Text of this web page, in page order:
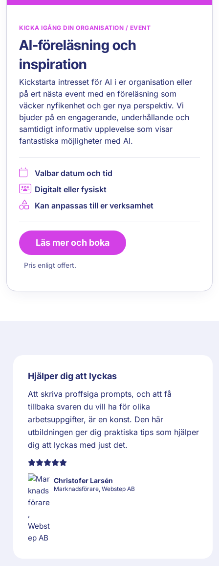
KICKA IGÅNG DIN ORGANISATION / EVENT
AI-föreläsning och
inspiration
Kickstarta intresset för AI i er organisation eller
på ert nästa event med en föreläsning som
väcker nyfikenhet och ger nya perspektiv. Vi
bjuder på en engagerande, underhållande och
samtidigt informativ upplevelse som visar
fantastiska möjligheter med AI.
Valbar datum och tid
Digitalt eller fysiskt
Kan anpassas till er verksamhet
Läs mer och boka
Pris enligt offert.
Hjälper dig att lyckas
Att skriva proffsiga prompts, och att få
tillbaka svaren du vill ha för olika
arbetsuppgifter, är en konst. Den här
utbildningen ger dig praktiska tips som hjälper
dig att lyckas med just det.
Christofer Larsén
Marknadsförare, Webstep AB